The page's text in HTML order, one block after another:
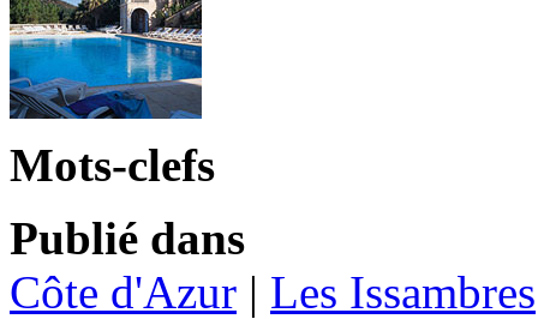
Mots-clefs
Publié dans
Côte d'Azur | Les Issambres